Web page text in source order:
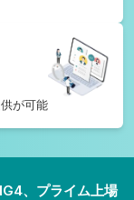
が可能
、プライム上場